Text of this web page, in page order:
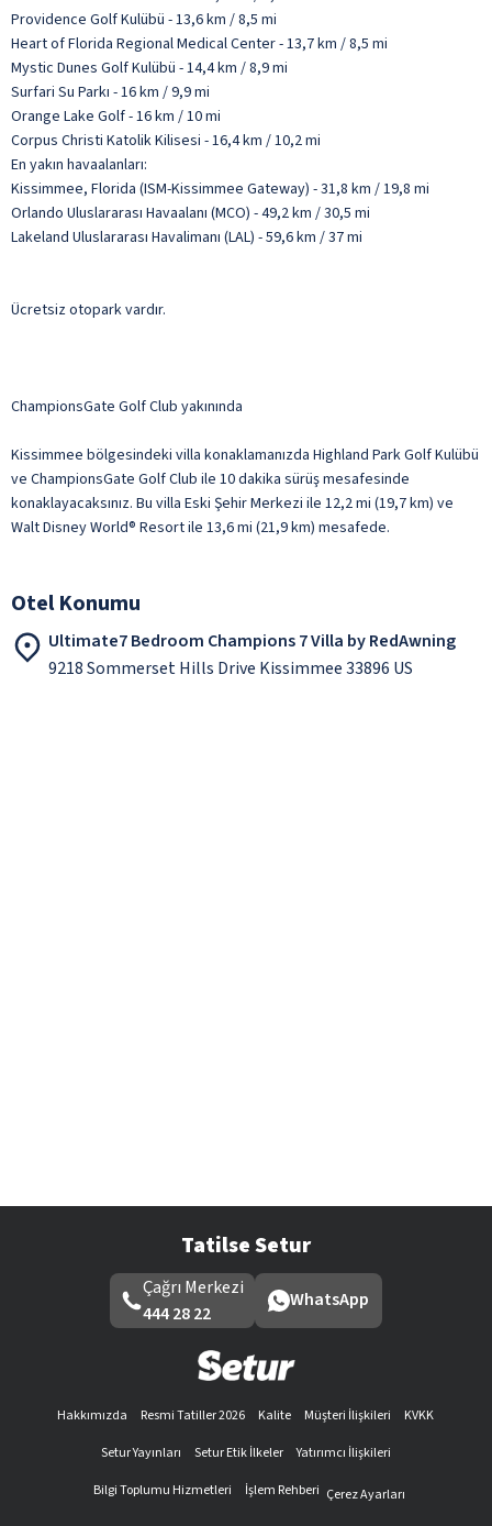
Providence Golf Kulübü - 13,6 km / 8,5 mi
Heart of Florida Regional Medical Center - 13,7 km / 8,5 mi
Mystic Dunes Golf Kulübü - 14,4 km / 8,9 mi
Surfari Su Parkı - 16 km / 9,9 mi
Orange Lake Golf - 16 km / 10 mi
Corpus Christi Katolik Kilisesi - 16,4 km / 10,2 mi
En yakın havaalanları:
Kissimmee, Florida (ISM-Kissimmee Gateway) - 31,8 km / 19,8 mi
Orlando Uluslararası Havaalanı (MCO) - 49,2 km / 30,5 mi
Lakeland Uluslararası Havalimanı (LAL) - 59,6 km / 37 mi
Ücretsiz otopark vardır.
ChampionsGate Golf Club yakınında
Kissimmee bölgesindeki villa konaklamanızda Highland Park Golf Kulübü
ve ChampionsGate Golf Club ile 10 dakika sürüş mesafesinde
konaklayacaksınız. Bu villa Eski Şehir Merkezi ile 12,2 mi (19,7 km) ve
Walt Disney World® Resort ile 13,6 mi (21,9 km) mesafede.
Otel Konumu
Ultimate7 Bedroom Champions 7 Villa by RedAwning
9218 Sommerset Hills Drive Kissimmee 33896 US
Tatilse Setur
Çağrı Merkezi
444 28 22
WhatsApp
Hakkımızda Resmi Tatiller 2026 Kalite Müşteri İlişkileri
KVKK
Setur Yayınları
Setur Etik İlkeler
Yatırımcı İlişkileri
Bilgi Toplumu Hizmetleri
İşlem Rehberi Çerez Ayarları